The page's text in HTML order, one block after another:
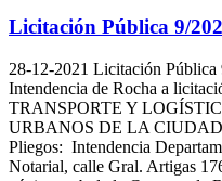
Licitación Pública 9/
28-12-2021 Licitación Pública
Intendencia de Rocha a
TRANSPORTE Y
URBANOS DE LA
Pliegos: Intendencia
Notarial, calle Gral. Artigas